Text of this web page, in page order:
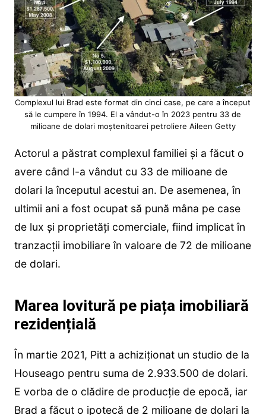
Complexul lui Brad este format din cinci case, pe care a început
să le cumpere în 1994. El a vândut-o în 2023 pentru 33 de
milioane de dolari moștenitoarei petroliere Aileen Getty
Actorul a păstrat complexul familiei și a făcut o
avere când l-a vândut cu 33 de milioane de
dolari la începutul acestui an. De asemenea, în
ultimii ani a fost ocupat să pună mâna pe case
de lux și proprietăți comerciale, fiind implicat în
tranzacții imobiliare în valoare de 72 de milioane
de dolari.
Marea lovitură pe piața imobiliară
rezidențială
În martie 2021, Pitt a achiziționat un studio de la
Houseago pentru suma de 2.933.500 de dolari.
E vorba de o clădire de producție de epocă, iar
Brad a făcut o ipotecă de 2 milioane de dolari la